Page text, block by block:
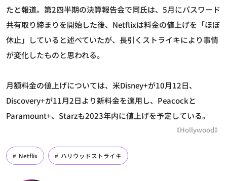
たと報道。第2四半期の決算報告会で同氏は、5月にパスワード
共有取り締まりを開始した後、Netflixは料金の値上げを「ほぼ
休止」していると述べていたが、長引くストライキにより事情
が変化したものと思われる。
月額料金の値上げについては、米Disney+が10月12日、
Discovery+が11月2日より新料金を適用し、Peacockと
Paramount+、Starzも2023年内に値上げを予定している。
《Hollywood》
Netflix ハリウッドストライキ